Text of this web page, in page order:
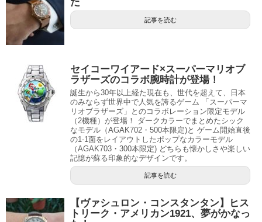
記事を読む
セイコーワイアード×スーパーマリオブ
ラザーズのコラボ腕時計が登場！
誕生から30年以上経た現在も、世代を超えて、日本
のみならず世界中で人気を誇るゲーム 「スーパーマ
リオブラザーズ」とのコラボレーション限定モデル
（2機種）が登場！ ダークカラーでまとめたシック
なモデル（AGAK702・500本限定)と ゲーム開始直後
の1-1面をレイアウトしたポップなカラーモデル
（AGAK703・300本限定) どちらも懐かしさや楽しい
記憶が蘇る印象的なデザインです。
記事を読む
【ヴァシュロン・コンスタンタン】ヒス
トリーク・アメリカン1921、夢がかなっ